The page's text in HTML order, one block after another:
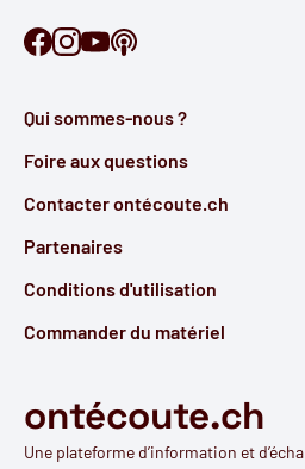
Retrouve Ontécoute sur
Retrouve Ontécoute sur
Retrouve Ontécoute sur
Qui sommes-nous ?
Foire aux questions
Contacter ontécoute.ch
Partenaires
Conditions d'utilisation
Commander du matériel
ontécoute.ch
Une plateforme d’information et